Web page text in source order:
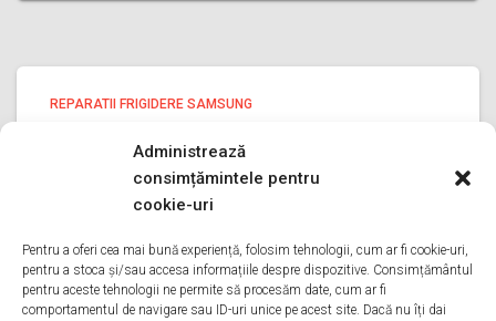
Administrează
consimțămintele pentru
cookie-uri
Pentru a oferi cea mai bună experiență, folosim tehnologii, cum ar fi cookie-uri,
pentru a stoca și/sau accesa informațiile despre dispozitive. Consimțământul
pentru aceste tehnologii ne permite să procesăm date, cum ar fi
comportamentul de navigare sau ID-uri unice pe acest site. Dacă nu îți dai
REPARATII FRIGIDERE SAMSUNG
reparatii frigidere Samsung PRAHOVA
reparatii frigidere Samsung PRAHOVA Bine ati venit pe
pagina noastra de reparatii frigidere Samsung PRAHOVA
sa faceti este sa ne sunati va oferim reparatii in
Citește mai mult